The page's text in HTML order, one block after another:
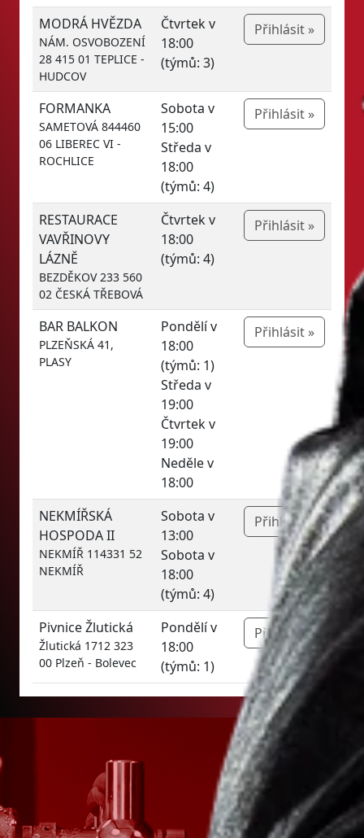
MODRÁ HVĚZDA
NÁM. OSVOBOZENÍ
28 415 01 TEPLICE -
HUDCOV
Čtvrtek v
18:00
(týmů: 3)
Přihlásit »
FORMANKA
SAMETOVÁ 844460
06 LIBEREC VI -
ROCHLICE
Sobota v
15:00
Středa v
18:00
(týmů: 4)
Přihlásit »
RESTAURACE
VAVŘINOVY
LÁZNĚ
BEZDĚKOV 233 560
02 ČESKÁ TŘEBOVÁ
Čtvrtek v
18:00
(týmů: 4)
Přihlásit »
BAR BALKON
PLZEŇSKÁ 41,
PLASY
Pondělí v
18:00
(týmů: 1)
Středa v
19:00
Čtvrtek v
19:00
Neděle v
18:00
Přihlásit »
NEKMÍŘSKÁ
HOSPODA II
NEKMÍŘ 114331 52
NEKMÍŘ
Sobota v
13:00
Sobota v
18:00
(týmů: 4)
Přihlásit »
Pivnice Žlutická
Žlutická 1712 323
00 Plzeň - Bolevec
Pondělí v
18:00
(týmů: 1)
Přihlásit »